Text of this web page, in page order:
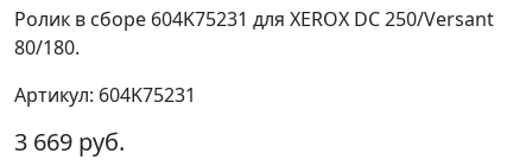
Ролик в сборе 604K75231 для XEROX DC 250/Versant
80/180.
Артикул: 604K75231
3 669 руб.